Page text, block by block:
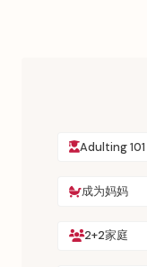
Adulting 101
成为妈妈
2+2家庭